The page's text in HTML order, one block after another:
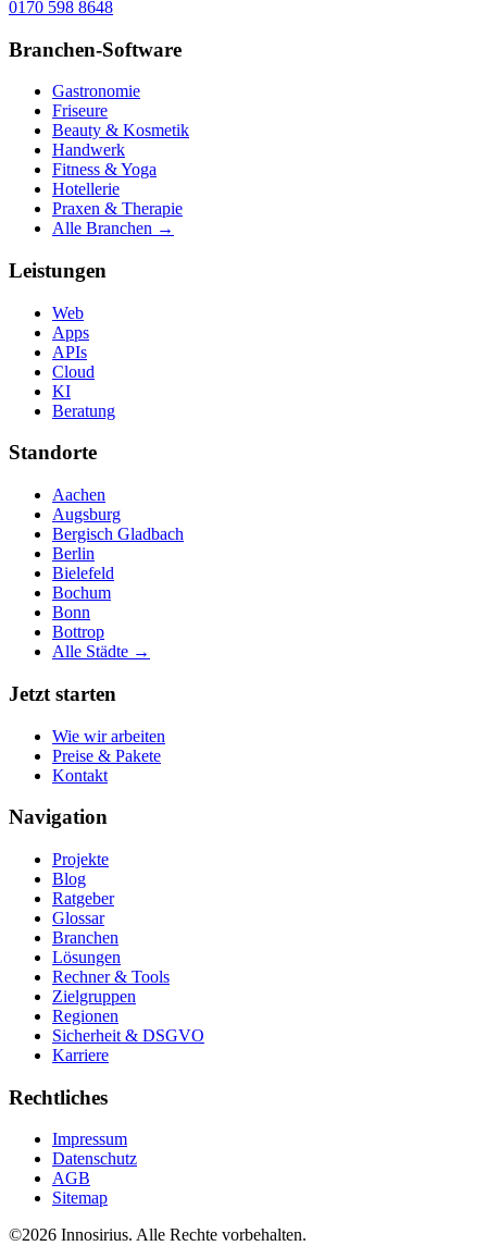
0170 598 8648
Branchen-Software
Gastronomie
Friseure
Beauty & Kosmetik
Handwerk
Fitness & Yoga
Hotellerie
Praxen & Therapie
Alle Branchen →
Leistungen
Web
Apps
APIs
Cloud
KI
Beratung
Standorte
Aachen
Augsburg
Bergisch Gladbach
Berlin
Bielefeld
Bochum
Bonn
Bottrop
Alle Städte →
Jetzt starten
Wie wir arbeiten
Preise & Pakete
Kontakt
Navigation
Projekte
Blog
Ratgeber
Glossar
Branchen
Lösungen
Rechner & Tools
Zielgruppen
Regionen
Sicherheit & DSGVO
Karriere
Rechtliches
Impressum
Datenschutz
AGB
Sitemap
©2026 Innosirius. Alle Rechte vorbehalten.